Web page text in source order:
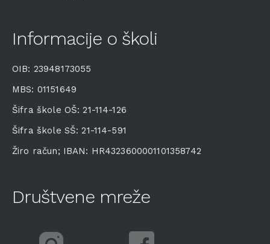
Informacije o školi
OIB: 23948173055
MBS: 01151649
Šifra škole OŠ: 21-114-126
Šifra škole SŠ: 21-114-591
Žiro račun; IBAN: HR4323600001101358742
Društvene mreže